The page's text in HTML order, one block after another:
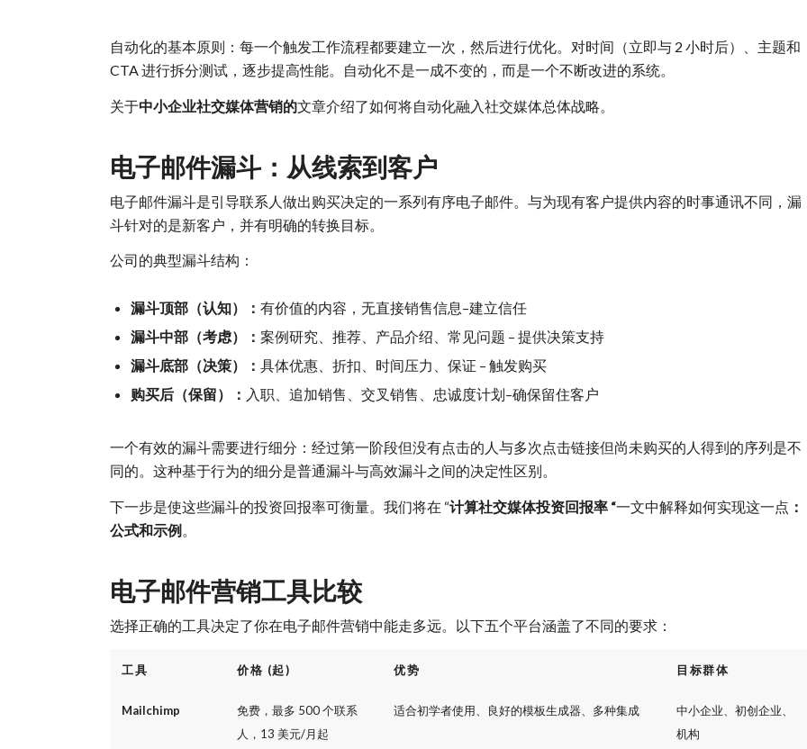
自动化的基本原则：每一个触发工作流程都要建立一次，然后进行优化。对时间（立即与 2 小时后）、主题和
CTA 进行拆分测试，逐步提高性能。自动化不是一成不变的，而是一个不断改进的系统。
关于中小企业社交媒体营销的文章介绍了如何将自动化融入社交媒体总体战略。
电子邮件漏斗：从线索到客户
电子邮件漏斗是引导联系人做出购买决定的一系列有序电子邮件。与为现有客户提供内容的时事通讯不同，漏
斗针对的是新客户，并有明确的转换目标。
公司的典型漏斗结构：
漏斗顶部（认知）： 有价值的内容，无直接销售信息–建立信任
漏斗中部（考虑）： 案例研究、推荐、产品介绍、常见问题 – 提供决策支持
漏斗底部（决策）： 具体优惠、折扣、时间压力、保证 – 触发购买
购买后（保留）： 入职、追加销售、交叉销售、忠诚度计划–确保留住客户
一个有效的漏斗需要进行细分：经过第一阶段但没有点击的人与多次点击链接但尚未购买的人得到的序列是不
同的。这种基于行为的细分是普通漏斗与高效漏斗之间的决定性区别。
下一步是使这些漏斗的投资回报率可衡量。我们将在 “计算社交媒体投资回报率 “一文中解释如何实现这一点 ：
公式和示例
电子邮件营销工具比较
选择正确的工具决定了你在电子邮件营销中能走多远。以下五个平台涵盖了不同的要求：
工具 价格 (起) 优势 目标群体
Mailchimp
免费，最多 500 个联系
人，13 美元/月起
适合初学者使用、良好的模板生成器、多种集成
中小企业、初创企业、
机构